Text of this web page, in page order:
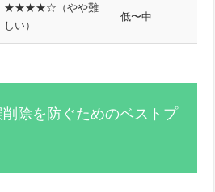
★★★★☆（やや難
しい）
低〜中
除を防ぐためのベストプ